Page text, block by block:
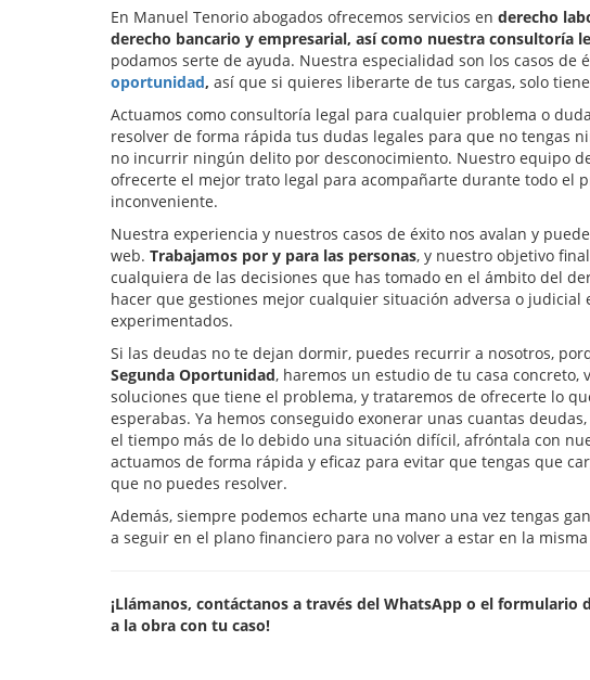
En Manuel Tenorio abogados ofrecemos servicios en derecho
derecho bancario y empresarial, así como nuestra consultoría
podamos serte de ayuda. Nuestra especialidad son los casos de
oportunidad, así que si quieres liberarte de tus cargas, solo
Actuamos como consultoría legal para cualquier problema o
resolver de forma rápida tus dudas legales para que no tengas
no incurrir ningún delito por desconocimiento. Nuestro equipo
ofrecerte el mejor trato legal para acompañarte durante todo el
inconveniente.
Nuestra experiencia y nuestros casos de éxito nos avalan y
web. Trabajamos por y para las personas, y nuestro objetivo
cualquiera de las decisiones que has tomado en el ámbito del
hacer que gestiones mejor cualquier situación adversa o judicial
experimentados.
Si las deudas no te dejan dormir, puedes recurrir a nosotros,
Segunda Oportunidad, haremos un estudio de tu casa concreto,
soluciones que tiene el problema, y trataremos de ofrecerte lo
esperabas. Ya hemos conseguido exonerar unas cuantas
el tiempo más de lo debido una situación difícil, afróntala con
actuamos de forma rápida y eficaz para evitar que tengas que
que no puedes resolver.
Además, siempre podemos echarte una mano una vez tengas
a seguir en el plano financiero para no volver a estar en la
¡Llámanos, contáctanos a través del WhatsApp o el
a la obra con tu caso!